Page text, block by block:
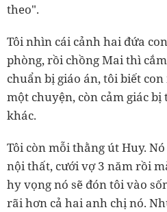
theo".
Tôi nhìn cái cảnh hai đứa
phòng, rồi chồng Mai thì
chuẩn bị giáo án, tôi biết
một chuyện, còn cảm giác
khác.
Tôi còn mỗi thằng út Huy.
nội thất, cưới vợ 3 năm rồi
hy vọng nó sẽ đón tôi vào
rãi hơn cả hai anh chị nó.